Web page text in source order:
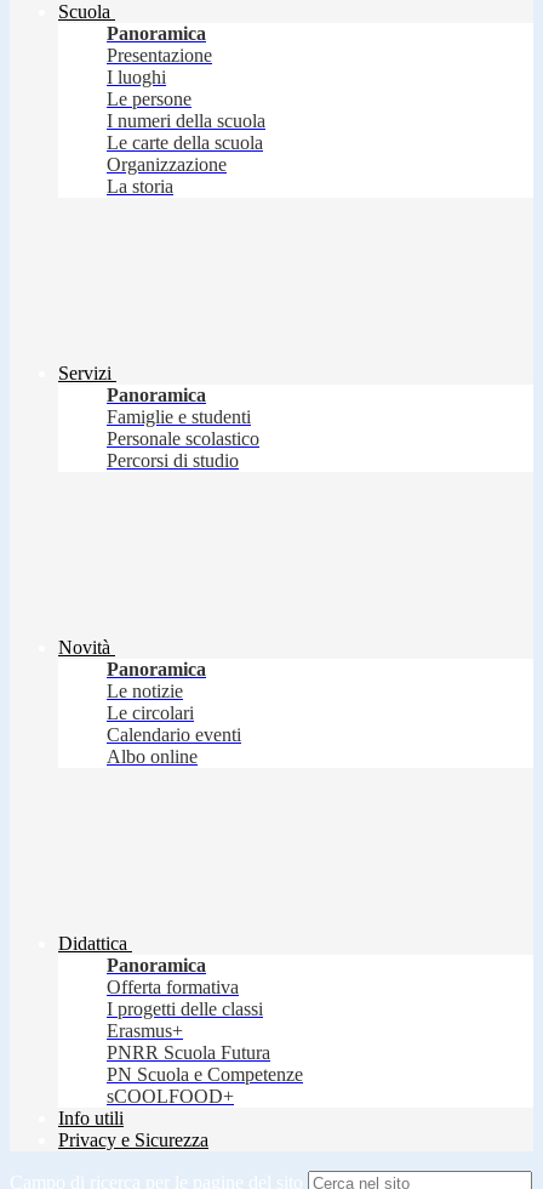
Scuola
Panoramica
Presentazione
I luoghi
Le persone
I numeri della scuola
Le carte della scuola
Organizzazione
La storia
Servizi
Panoramica
Famiglie e studenti
Personale scolastico
Percorsi di studio
Novità
Panoramica
Le notizie
Le circolari
Calendario eventi
Albo online
Didattica
Panoramica
Offerta formativa
I progetti delle classi
Erasmus+
PNRR Scuola Futura
PN Scuola e Competenze
sCOOLFOOD+
Info utili
Privacy e Sicurezza
Campo di ricerca per le pagine del sito